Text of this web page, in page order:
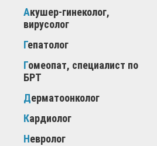
Акушер-гинеколог,
вирусолог
Гепатолог
Гомеопат, специалист по
БРТ
Дерматоонколог
Кардиолог
Невролог